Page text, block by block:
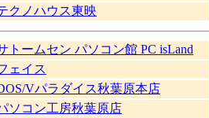
クノハウス東映
トームセン パソコン館 PC isLand
ェイス
Vパラダイス秋葉原本店
ソコン工房秋葉原店